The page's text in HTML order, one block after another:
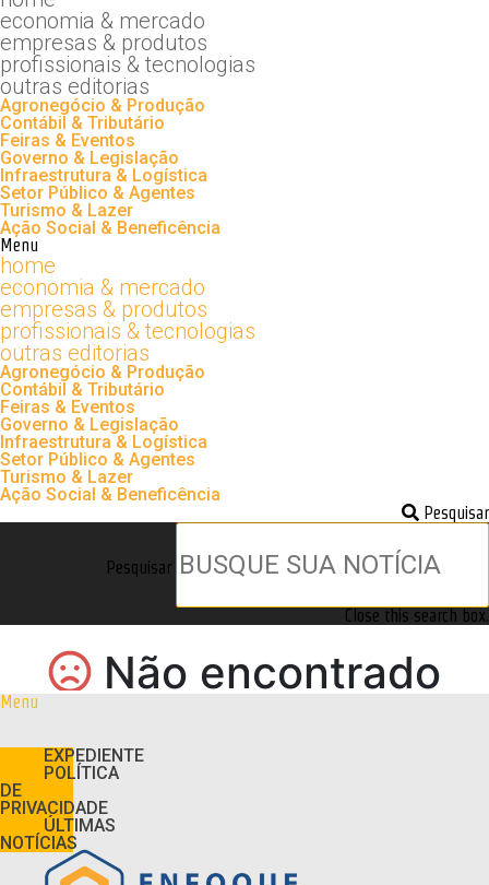
economia & mercado
empresas & produtos
profissionais & tecnologias
outras editorias
Agronegócio & Produção
Contábil & Tributário
Feiras & Eventos
Governo & Legislação
Infraestrutura & Logística
Setor Público & Agentes
Turismo & Lazer
Ação Social & Beneficência
Menu
home
economia & mercado
empresas & produtos
profissionais & tecnologias
outras editorias
Agronegócio & Produção
Contábil & Tributário
Feiras & Eventos
Governo & Legislação
Infraestrutura & Logística
Setor Público & Agentes
Turismo & Lazer
Ação Social & Beneficência
Pesquisar
Pesquisar
Close this search box.
Menu
EXPEDIENTE
POLÍTICA
DE
PRIVACIDADE
ÚLTIMAS
NOTÍCIAS